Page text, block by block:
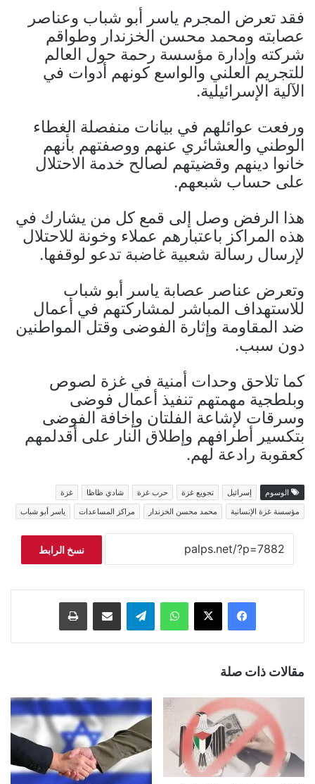
فقد تعرض المجرم ياسر أبو شباب وعناصر
عصابته ومحمد محسن الخزندار وطواقم
شركته وإدارة مؤسسة رحمة حول العالم
للتجريم العلني والواسع كونهم أدوات في
الآلية الإسرائيلية.
ورفعت عوائلهم في بيانات منفصلة الغطاء
الوطني والعشائري عنهم ووصفتهم بأنهم
خانوا دينهم وقضيتهم لصالح خدمة الاحتلال
على حساب شبعهم.
هذا الرفض وصل إلى قمع كل من يشارك في
هذه المراكز باعتبارهم عملاء وخونة للاحتلال
لإرسال رسالة شعبية غاضبة تدعو لوقفها.
وتعرض عناصر عصابة ياسر أبو شباب
للاستهداف المباشر لمشاركتهم في أعمال
ضد المقاومة وإثارة الفوضى وقتل المواطنين
دون سبب.
كما تلاحق وحدات أمنية في غزة لصوص
وبلطجية مهمتهم تنفيذ أعمال فوضى
وسرقات لإشاعة الفلتان وإخافة الفوضى
بتكسير أطرافهم وإطلاق النار على أقدلمهم
كعقوبة رادعة لهم.
الوسوم إسرائيل تجويع غزة حرب غزة شادي ظاظا
غزة
مؤسسة غزة الإنسانية
محمد محسن الخزندار مراكز المساعدات ياسر أبو شباب
نسخ الرابط
فيسبوك ‫X واتساب تيلقرام مشاركة عبر البريد طباعة
مقالات ذات صلة